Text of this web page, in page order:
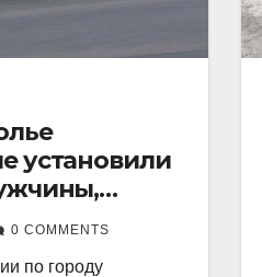
установили
к кражам
квартир в
0 COMMENTS
по городу